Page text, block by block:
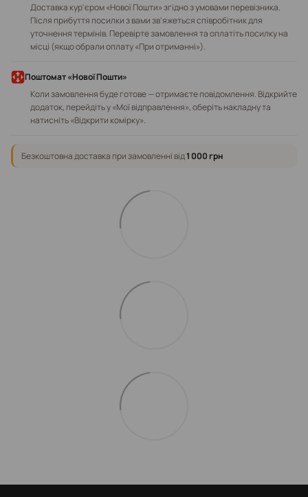
Доставка кур'єром «Нової Пошти» згідно з умовами перевізника.
Після прибуття посилки з вами зв'яжеться співробітник для
уточнення термінів. Перевірте замовлення та оплатіть посилку на
місці (якщо обрали оплату «При отриманні»).
Поштомат «Нової Пошти»
Коли замовлення буде готове — отримаєте повідомлення. Відкрийте
додаток, перейдіть у «Мої відправлення», оберіть накладну та
натисніть «Відкрити комірку».
Безкоштовна доставка при замовленні від1 000 грн